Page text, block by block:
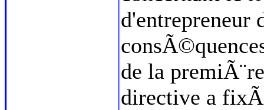
d'entrepreneur
de la
directive a